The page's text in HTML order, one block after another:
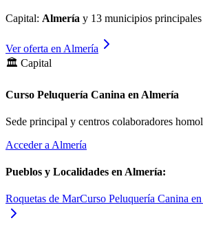
Capital: Almería y 13 municipios principales
Ver oferta en Almería
🏛️ Capital
Curso Peluquería Canina en Almería
Sede principal y centros colaboradores
Acceder a Almería
Pueblos y Localidades en Almería:
Roquetas de MarCurso Peluquería Canina